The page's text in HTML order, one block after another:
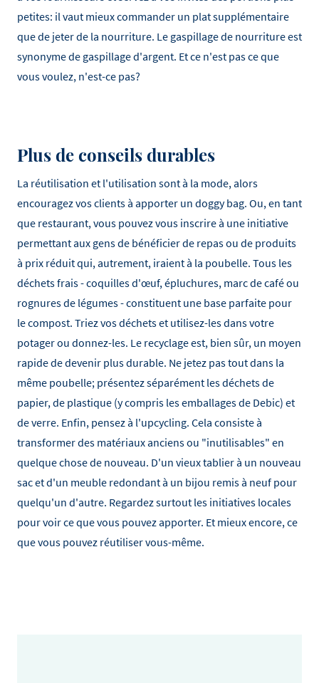
petites: il vaut mieux commander un plat supplémentaire
que de jeter de la nourriture. Le gaspillage de nourriture est
synonyme de gaspillage d'argent. Et ce n'est pas ce que
vous voulez, n'est-ce pas?
Plus de conseils durables
La réutilisation et l'utilisation sont à la mode, alors
encouragez vos clients à apporter un doggy bag. Ou, en tant
que restaurant, vous pouvez vous inscrire à une initiative
permettant aux gens de bénéficier de repas ou de produits
à prix réduit qui, autrement, iraient à la poubelle. Tous les
déchets frais - coquilles d'œuf, épluchures, marc de café ou
rognures de légumes - constituent une base parfaite pour
le compost. Triez vos déchets et utilisez-les dans votre
potager ou donnez-les. Le recyclage est, bien sûr, un moyen
rapide de devenir plus durable. Ne jetez pas tout dans la
même poubelle; présentez séparément les déchets de
papier, de plastique (y compris les emballages de Debic) et
de verre. Enfin, pensez à l'upcycling. Cela consiste à
transformer des matériaux anciens ou "inutilisables" en
quelque chose de nouveau. D'un vieux tablier à un nouveau
sac et d'un meuble redondant à un bijou remis à neuf pour
quelqu'un d'autre. Regardez surtout les initiatives locales
pour voir ce que vous pouvez apporter. Et mieux encore, ce
que vous pouvez réutiliser vous-même.